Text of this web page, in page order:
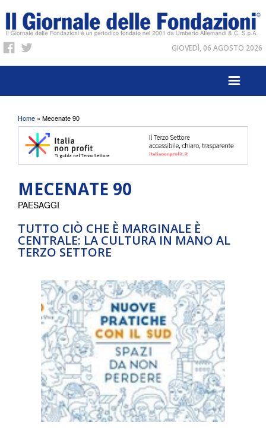
GIOVEDÌ, 06 AGOSTO 2026
Tu sei qui
Home » Mecenate 90
MECENATE 90
TUTTO CIÒ CHE È MARGINALE È
CENTRALE: LA CULTURA IN MANO AL
TERZO SETTORE
PAESAGGI